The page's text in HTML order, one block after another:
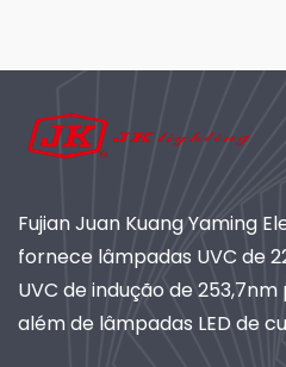
Fujian Juan Kuang Yaming
fornece lâmpadas UVC de
UVC de indução de
além de lâmpadas LED de